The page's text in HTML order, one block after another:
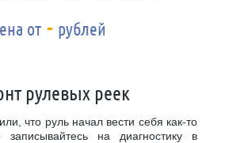
от - рублей
рулевых реек
что руль начал вести себя как-то
на диагностику в